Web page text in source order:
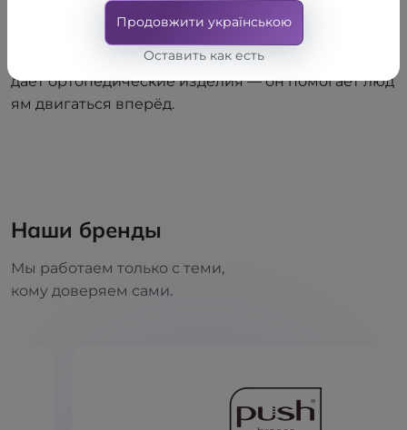
лем — ему удалось построить всеукраинскую сет
ь. Он знает, что такое боль, неуверенность и поис
ки выхода. Именно поэтому ORTOS не просто про
даёт ортопедические изделия — он помогает люд
ям двигаться вперёд.
Наши бренды
Мы работаем только с теми,
кому доверяем сами.
Продовжити українською
Оставить как есть